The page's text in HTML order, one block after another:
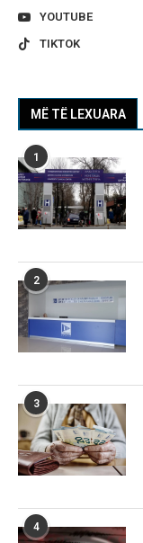
YOUTUBE
TIKTOK
MË TË LEXUARA
1
2
3
4